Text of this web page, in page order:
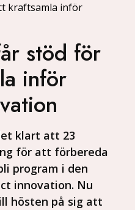
kraftsamla inför
stöd för
inför
klart att 23
för att förbereda
program i den
innovation. Nu
hösten på sig att